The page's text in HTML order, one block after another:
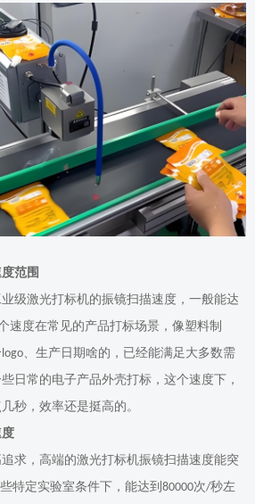
范围
级激光打标机的振镜扫描速度，一般能达
速度在常见的产品打标场景，像塑料制
logo 、生产日期啥的，已经能满足大多数需
日常的电子产品外壳打标，这个速度下，
秒，效率还是挺高的。
求，高端的激光打标机振镜扫描速度能突
特定实验室条件下，能达到 80000次/秒左